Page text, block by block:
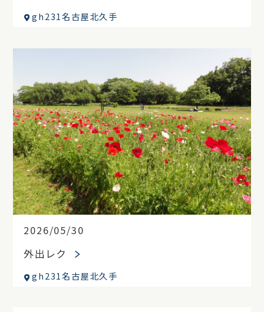
gh231名古屋北久手
2026/05/30
外出レク
gh231名古屋北久手